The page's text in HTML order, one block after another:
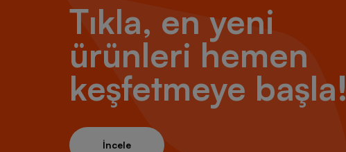
Tıkla, en yeni
ürünleri hemen
keşfetmeye başla!
İncele